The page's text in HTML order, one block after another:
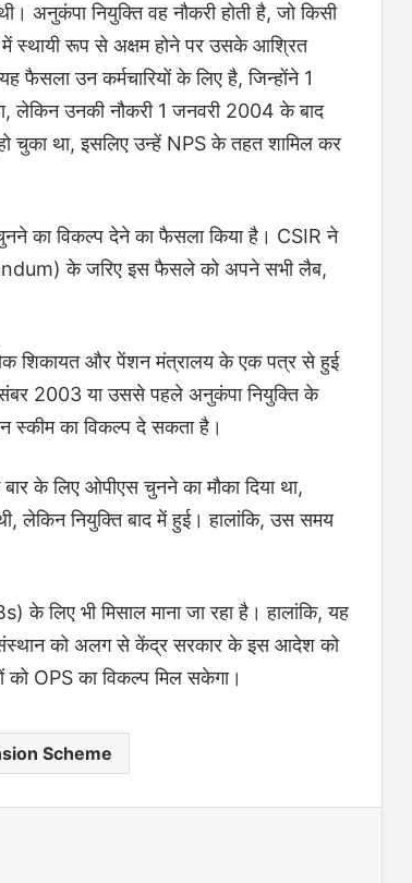
नियुक्ति वह नौकरी होती है, जो किसी
में स्थायी रूप से अक्षम होने पर उसके आश्रित
फैसला उन कर्मचारियों के लिए है, जिन्होंने 1
लेकिन उनकी नौकरी 1 जनवरी 2004 के बाद
था, इसलिए उन्हें NPS के तहत शामिल कर
का विकल्प देने का फैसला किया है। CSIR ने
के जरिए इस फैसले को अपने सभी लैब,
शिकायत और पेंशन मंत्रालय के एक पत्र से हुई
2003 या उससे पहले अनुकंपा नियुक्ति के
स्कीम का विकल्प दे सकता है।
के लिए ओपीएस चुनने का मौका दिया था,
लेकिन नियुक्ति बाद में हुई। हालांकि, उस समय
लिए भी मिसाल माना जा रहा है। हालांकि, यह
संस्थान को अलग से केंद्र सरकार के इस आदेश को
को OPS का विकल्प मिल सकेगा।
Scheme